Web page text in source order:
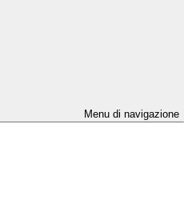
Menu di navigazione